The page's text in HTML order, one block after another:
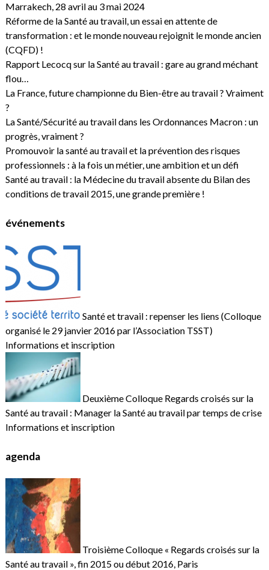
Marrakech, 28 avril au 3 mai 2024
Réforme de la Santé au travail, un essai en attente de
transformation : et le monde nouveau rejoignit le monde ancien
(CQFD) !
Rapport Lecocq sur la Santé au travail : gare au grand méchant
flou…
La France, future championne du Bien-être au travail ? Vraiment
?
La Santé/Sécurité au travail dans les Ordonnances Macron : un
progrès, vraiment ?
Promouvoir la santé au travail et la prévention des risques
professionnels : à la fois un métier, une ambition et un défi
Santé au travail : la Médecine du travail absente du Bilan des
conditions de travail 2015, une grande première !
événements
Santé et travail : repenser les liens (Colloque
organisé le 29 janvier 2016 par l’Association TSST)
Informations et inscription
Deuxième Colloque Regards croisés sur la
Santé au travail : Manager la Santé au travail par temps de crise
Informations et inscription
agenda
Troisième Colloque « Regards croisés sur la
Santé au travail », fin 2015 ou début 2016, Paris